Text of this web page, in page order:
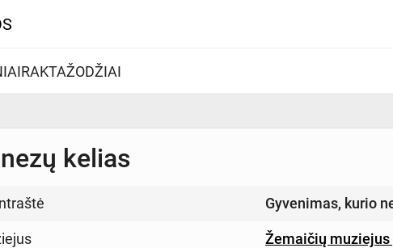
RAKTAŽODŽIAI
kelias
Gyvenimas, kurio
Žemaičių muziejus